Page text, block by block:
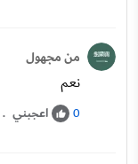
من مجهول
نعم
0 اعجبني .